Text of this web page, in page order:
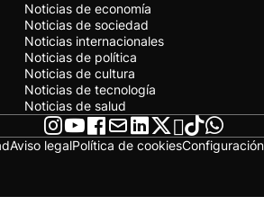
Noticias de economía
Noticias de sociedad
Noticias internacionales
Noticias de política
Noticias de cultura
Noticias de tecnología
Noticias de salud
Aviso legalPolítica de cookies